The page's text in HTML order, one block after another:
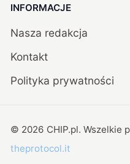
INFORMACJE
Nasza redakcja
Kontakt
Polityka prywatności
© 2026 CHIP.pl. Wszelkie
theprotocol.it